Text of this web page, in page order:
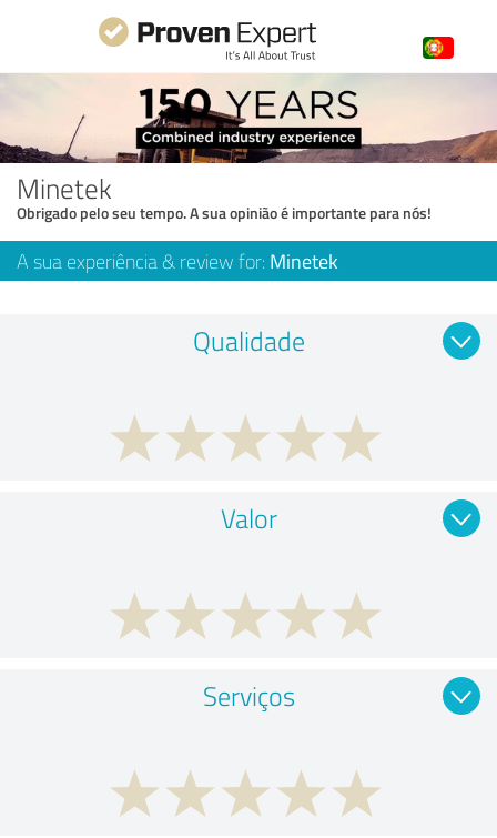
Minetek
Obrigado pelo seu tempo. A sua opinião é importante para nós!
A sua experiência & review for: Minetek
Qualidade
Valor
Serviços